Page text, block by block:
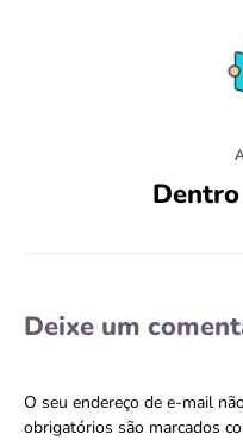
Deixe um
O seu endereço de e-mail
obrigatórios são marcados